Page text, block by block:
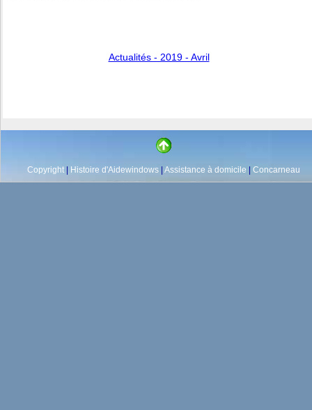
Actualités - 2019 - Avril
Copyright| Histoire d'Aidewindows Assistance à domicile Concarneau